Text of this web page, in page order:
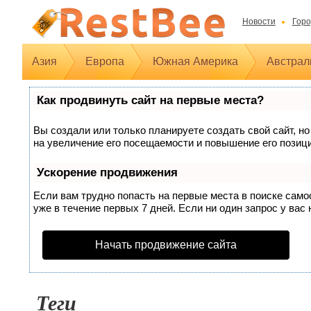
Новости
Азия Европа Южная Америка
Как продвинуть сайт на первые места?
Вы создали или только планируете создать свой сайт,
на увеличение его посещаемости и повышение его
Ускорение продвижения
Если вам трудно попасть на первые места в поиске
уже в течение первых 7 дней. Если ни один запрос у
Начать продвижение сайта
Теги